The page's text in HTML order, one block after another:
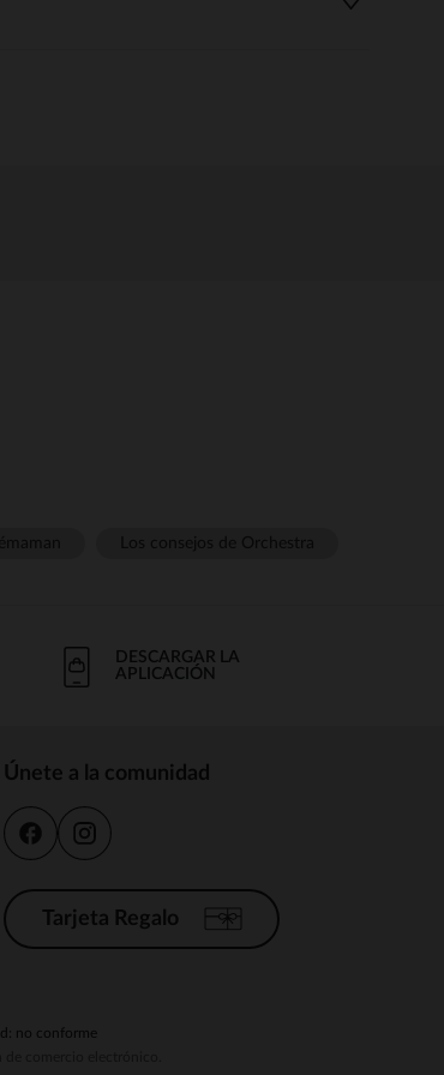
DESCARGAR LA
APLICACIÓN
Únete a la comunidad
Tarjeta Regalo
no conforme